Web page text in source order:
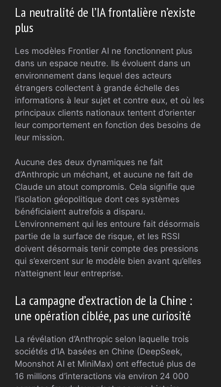
La neutralité de l’IA frontalière n’existe
plus
Les modèles Frontier AI ne fonctionnent plus
dans un espace neutre. Ils évoluent dans un
environnement dans lequel des acteurs
étrangers collectent à grande échelle des
informations à leur sujet et contre eux, et où les
principaux clients nationaux tentent d’orienter
leur comportement en fonction des besoins de
leur mission.
Aucune des deux dynamiques ne fait
d’Anthropic un méchant, et aucune ne fait de
Claude un atout compromis. Cela signifie que
l’isolation géopolitique dont ces systèmes
bénéficiaient autrefois a disparu.
L’environnement qui les entoure fait désormais
partie de la surface de risque, et les RSSI
doivent désormais tenir compte des pressions
qui s’exercent sur le modèle bien avant qu’elles
n’atteignent leur entreprise.
La campagne d’extraction de la Chine :
une opération ciblée, pas une curiosité
La révélation d’Anthropic selon laquelle trois
sociétés d’IA basées en Chine (DeepSeek,
Moonshot AI et MiniMax) ont effectué plus de
16 millions d’interactions via environ 24 000